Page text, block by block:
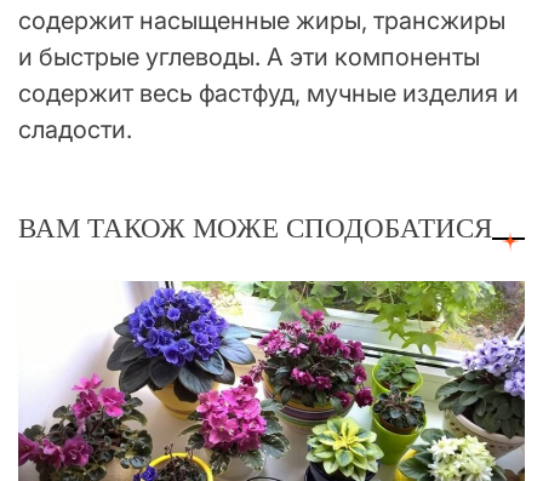
содержит насыщенные жиры, трансжиры
и быстрые углеводы. А эти компоненты
содержит весь фастфуд, мучные изделия и
сладости.
ВАМ ТАКОЖ МОЖЕ СПОДОБАТИСЯ